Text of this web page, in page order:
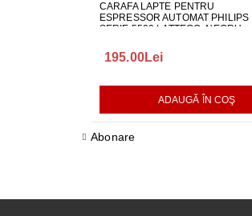
CARAFA LAPTE PENTRU
ESPRESSOR AUTOMAT PHILIPS
SERIE 5500 LATTEGO, NEGRU,
195.00Lei
ADAUGĂ ÎN COŞ
Abonare